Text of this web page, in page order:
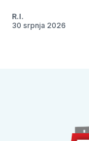
R.I.
30 srpnja 2026